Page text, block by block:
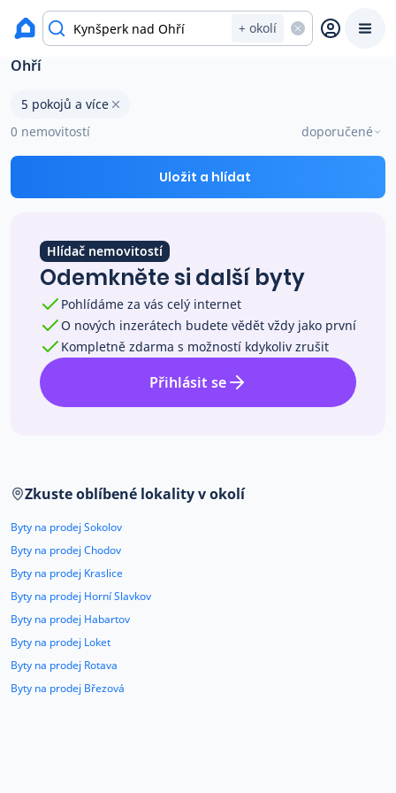
+ okolí
Chytrý odhad ceny
Ceny prodaných nemovitostí
Okamžitý výkup
Přehled realitních makléřů
Blog
O nás
Kontakt
okres Sokolov
Byty 5 pokojů a více na prodej Kynšperk nad
Ohří
5 pokojů a více
0 nemovitostí
doporučené
Uložit a hlídat
Hlídač nemovitostí
Odemkněte si další byty
Pohlídáme za vás celý internet
O nových inzerátech budete vědět vždy jako první
Kompletně zdarma s možností kdykoliv zrušit
Přihlásit se
Zkuste oblíbené lokality v okolí
Byty na prodej Sokolov
Byty na prodej Chodov
Byty na prodej Kraslice
Byty na prodej Horní Slavkov
Byty na prodej Habartov
Byty na prodej Loket
Byty na prodej Rotava
Byty na prodej Březová